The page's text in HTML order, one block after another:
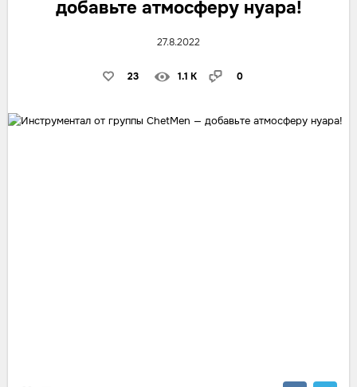
добавьте атмосферу нуара!
27.8.2022
23 1.1 K 0